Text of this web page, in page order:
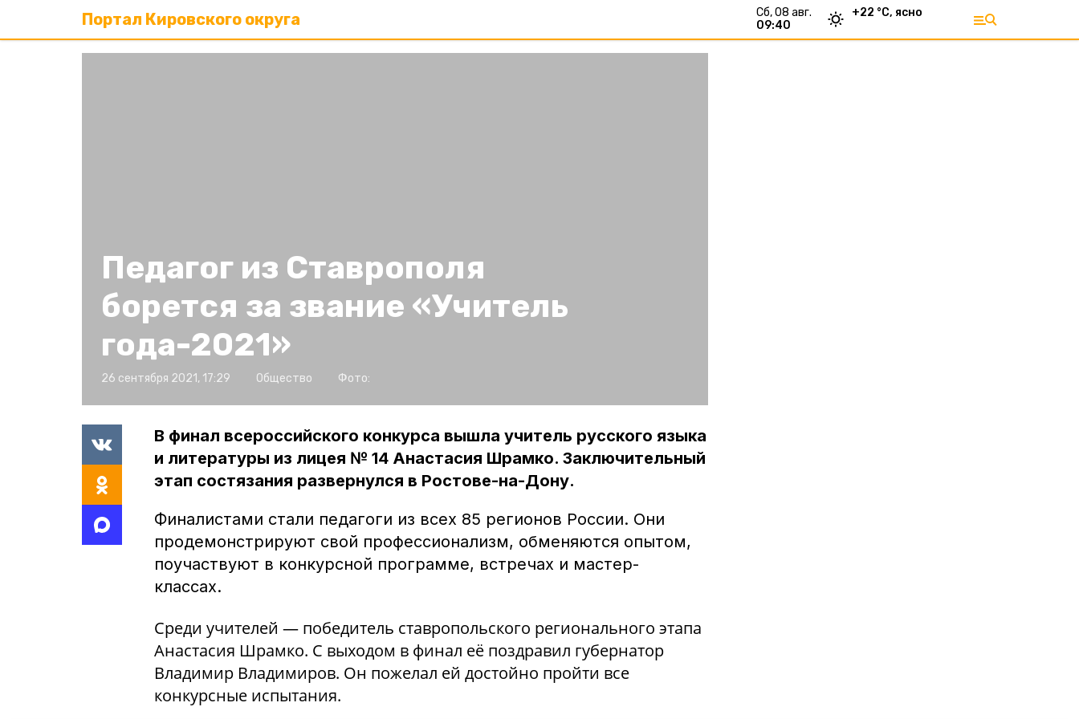
Портал Кировского округа
сб, 08 авг.
09:40
+22 °С, ясно
Педагог из Ставрополя
борется за звание «Учитель
года-2021»
26 сентября 2021, 17:29 Общество Фото:
В финал всероссийского конкурса вышла учитель русского языка
и литературы из лицея № 14 Анастасия Шрамко. Заключительный
этап состязания развернулся в Ростове-на-Дону.
Финалистами стали педагоги из всех 85 регионов России. Они
продемонстрируют свой профессионализм, обменяются опытом,
поучаствуют в конкурсной программе, встречах и мастер-
классах.
Среди учителей — победитель ставропольского регионального этапа
Анастасия Шрамко. С выходом в финал её поздравил губернатор
Владимир Владимиров. Он пожелал ей достойно пройти все
конкурсные испытания.